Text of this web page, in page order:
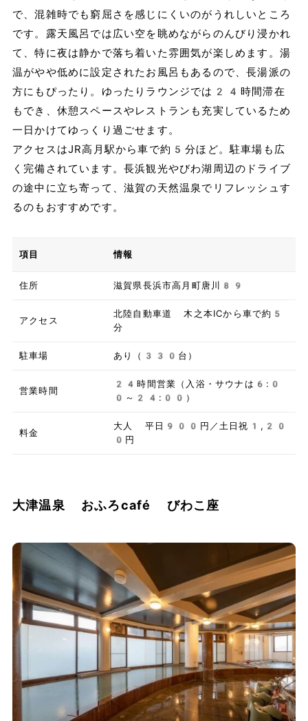
で、混雑時でも窮屈さを感じにくいのがうれしいところ
です。露天風呂では広い空を眺めながらのんびり浸かれ
て、特に夜は静かで落ち着いた雰囲気が楽しめます。湯
温がやや低めに設定されたお風呂もあるので、長湯派の
方にもぴったり。ゆったりラウンジでは24時間滞在
もでき、休憩スペースやレストランも充実しているため
一日かけてゆっくり過ごせます。
アクセスはJR高月駅から車で約5分ほど。駐車場も広
く完備されています。長浜観光やびわ湖周辺のドライブ
の途中に立ち寄って、滋賀の天然温泉でリフレッシュす
るのもおすすめです。
項目 情報
住所 滋賀県長浜市高月町唐川89
アクセス
北陸自動車道 木之本ICから車で約5
分
駐車場 あり（330台）
営業時間
24時間営業（入浴・サウナは6:0
0～24:00）
料金
大人 平日900円／土日祝1,20
0円
大津温泉 おふろcafé びわこ座